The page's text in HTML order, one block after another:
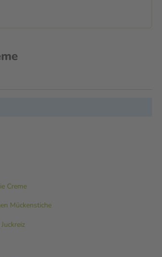
Creme
Mückenstiche